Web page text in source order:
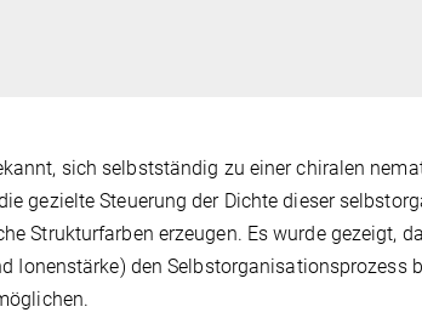
sich selbstständig zu einer chiralen
gezielte Steuerung der Dichte dieser
Strukturfarben erzeugen. Es wurde gezeigt,
Ionenstärke) den Selbstorganisationsprozess